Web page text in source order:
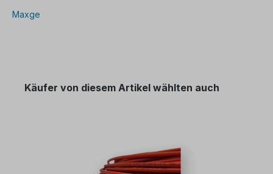
Maxge
Käufer von diesem Artikel wählten auch